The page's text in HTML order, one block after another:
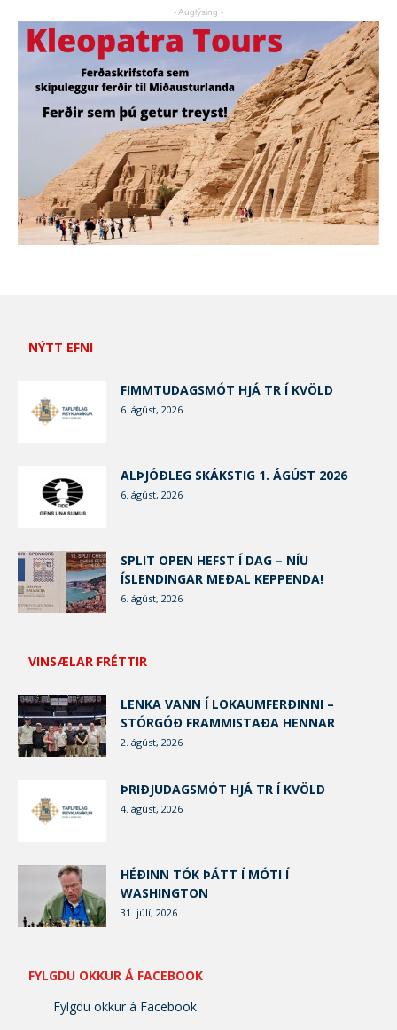
- Auglýsing -
NÝTT EFNI
FIMMTUDAGSMÓT HJÁ TR Í KVÖLD
6. ágúst, 2026
ALÞJÓÐLEG SKÁKSTIG 1. ÁGÚST 2026
6. ágúst, 2026
SPLIT OPEN HEFST Í DAG – NÍU
ÍSLENDINGAR MEÐAL KEPPENDA!
6. ágúst, 2026
VINSÆLAR FRÉTTIR
LENKA VANN Í LOKAUMFERÐINNI –
STÓRGÓÐ FRAMMISTAÐA HENNAR
2. ágúst, 2026
ÞRIÐJUDAGSMÓT HJÁ TR Í KVÖLD
4. ágúst, 2026
HÉÐINN TÓK ÞÁTT Í MÓTI Í
WASHINGTON
31. júlí, 2026
FYLGDU OKKUR Á FACEBOOK
Fylgdu okkur á Facebook